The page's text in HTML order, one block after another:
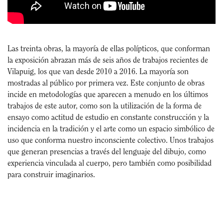
Las treinta obras, la mayoría de ellas polípticos, que conforman
la exposición abrazan más de seis años de trabajos recientes de
Vilapuig, los que van desde 2010 a 2016. La mayoría son
mostradas al público por primera vez. Este conjunto de obras
incide en metodologías que aparecen a menudo en los últimos
trabajos de este autor, como son la utilización de la forma de
ensayo como actitud de estudio en constante construcción y la
incidencia en la tradición y el arte como un espacio simbólico de
uso que conforma nuestro inconsciente colectivo. Unos trabajos
que generan presencias a través del lenguaje del dibujo, como
experiencia vinculada al cuerpo, pero también como posibilidad
para construir imaginarios.